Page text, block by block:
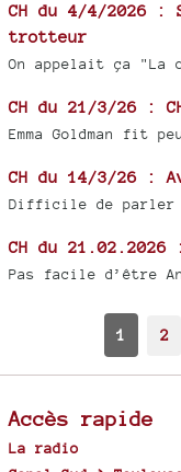
CH du 4/4/2026 :
trotteur
On appelait ça
CH du 21/3/26 : CH
Emma Goldman fit
CH du 14/3/26 :
Difficile de parler
CH du
Pas facile d’être
1 2
Accès rapide
La radio